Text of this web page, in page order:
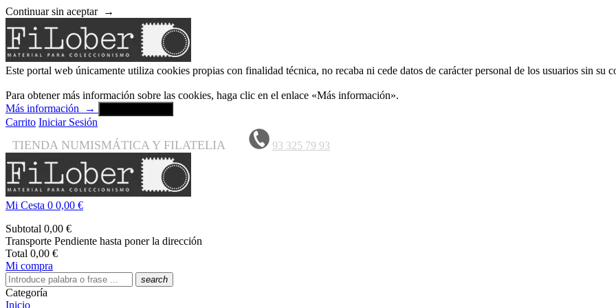
Continuar sin aceptar →
Este portal web únicamente utiliza cookies propias con finalidad técnica, no recaba ni cede datos de carácter personal de los usuarios sin su
Para obtener más información sobre las cookies, haga clic en el enlace «Más información».
Más información
→
Carrito Iniciar Sesión
TIENDA NUMISMÁTICA Y FILATELIA 93 325 79 93
Mi Cesta 0 0,00 €
Subtotal 0,00 €
Transporte Pendiente hasta poner la dirección
Total 0,00 €
Mi compra
search
Categoría
Inicio